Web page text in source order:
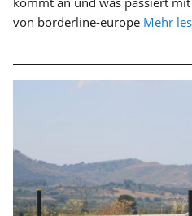
von borderline-europe Mehr